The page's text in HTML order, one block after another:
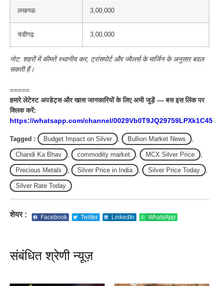
लखनऊ 3,00,000
चंडीगढ़ 3,00,000
नोट: शहरों में कीमतें स्थानीय कर, ट्रांसपोर्ट और ज्वैलर्स के मार्जिन के अनुसार बदल
सकती हैं।
=====
हमारे लेटेस्ट अपडेट्स और खास जानकारियों के लिए अभी जुड़ें — बस इस लिंक पर
क्लिक करें:
https://whatsapp.com/channel/0029Vb0T9JQ29759LPXk1C45
Tagged : Budget Impact on Silver , Bullion Market News ,
Chandi Ka Bhav , commodity market , MCX Silver Price ,
Precious Metals , Silver Price in India , Silver Price Today ,
Silver Rate Today
शेयर : Facebook Twitter LinkedIn WhatsApp
संबंधित श्रेणी न्यूज़